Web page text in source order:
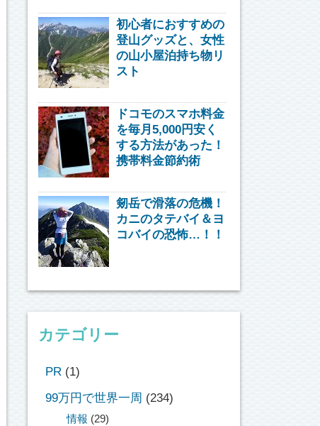
初心者におすすめの
登山グッズと、女性
の山小屋泊持ち物リ
スト
ドコモのスマホ料金
を毎月5,000円安く
する方法があった！
携帯料金節約術
剱岳で滑落の危機！
カニのタテバイ＆ヨ
コバイの恐怖…！！
カテゴリー
PR (1)
99万円で世界一周 (234)
情報 (29)